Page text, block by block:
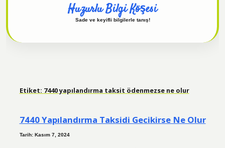
Huzurlu Bilgi Köşesi
Sade ve keyifli bilgilerle tanış!
Etiket: 7440 yapılandırma taksit ödenmezse ne olur
7440 Yapılandırma Taksidi Gecikirse Ne Olur
Tarih: Kasım 7, 2024